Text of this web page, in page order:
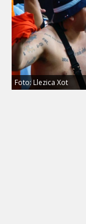
Foto: Llezica Xot